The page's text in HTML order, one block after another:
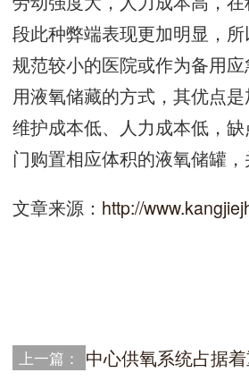
段此种弊端表现更加明显，
规范较小的医院或作为备用
用液氧储藏的方式，其优点是
维护成本低、人力成本低，
门购置相应体积的液氧储罐，
文章来源： http://
上一篇： 中心供氧系统占据